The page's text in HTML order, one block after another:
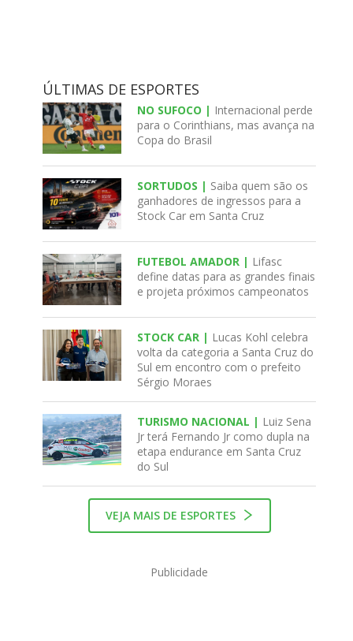
ÚLTIMAS DE ESPORTES
NO SUFOCO | Internacional perde
para o Corinthians, mas avança na
Copa do Brasil
SORTUDOS | Saiba quem são os
ganhadores de ingressos para a
Stock Car em Santa Cruz
FUTEBOL AMADOR | Lifasc
define datas para as grandes finais
e projeta próximos campeonatos
STOCK CAR | Lucas Kohl celebra
volta da categoria a Santa Cruz do
Sul em encontro com o prefeito
Sérgio Moraes
TURISMO NACIONAL | Luiz Sena
Jr terá Fernando Jr como dupla na
etapa endurance em Santa Cruz
do Sul
VEJA MAIS DE ESPORTES
Publicidade